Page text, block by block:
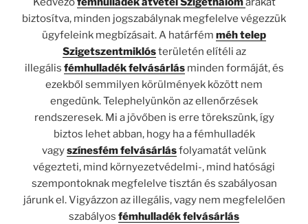
biztosítva, minden jogszabálynak megfelelve végezzük
ügyfeleink megbízásait. A határfém méh telep
Szigetszentmiklósterületén elítéli az
illegális fémhulladék felvásárlásminden formáját, és
ezekből semmilyen körülmények között nem
engedünk. Telephelyünkön az ellenőrzések
rendszeresek. Mi a jövőben is erre törekszünk, így
biztos lehet abban, hogy ha a fémhulladék
vagyszínesfém felvásárlásfolyamatát velünk
végezteti, mind környezetvédelmi-, mind hatósági
szempontoknak megfelelve tisztán és szabályosan
járunk el. Vigyázzon az illegális, vagy nem megfelelően
szabályos fémhulladék felvásárlás